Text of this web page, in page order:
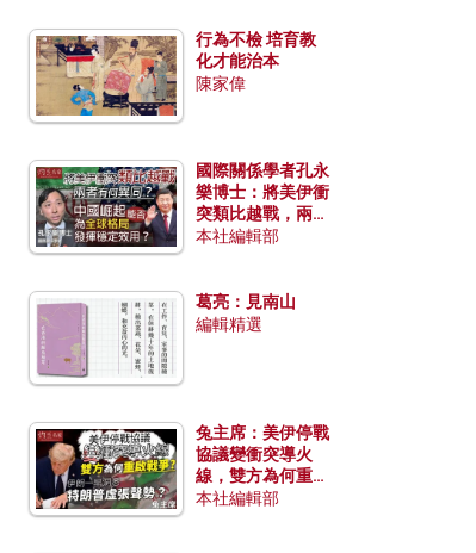
行為不檢 培育教
化才能治本
陳家偉
國際關係學者孔永
樂博士：將美伊衝
突類比越戰，兩者
有何異同？中國崛
本社編輯部
葛亮：見南山
編輯精選
兔主席：美伊停戰
協議變衝突導火
線，雙方為何重啟
戰爭？伊朗一早洞
本社編輯部